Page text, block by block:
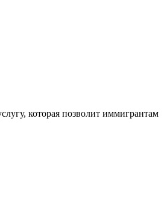
которая позволит иммигрантам